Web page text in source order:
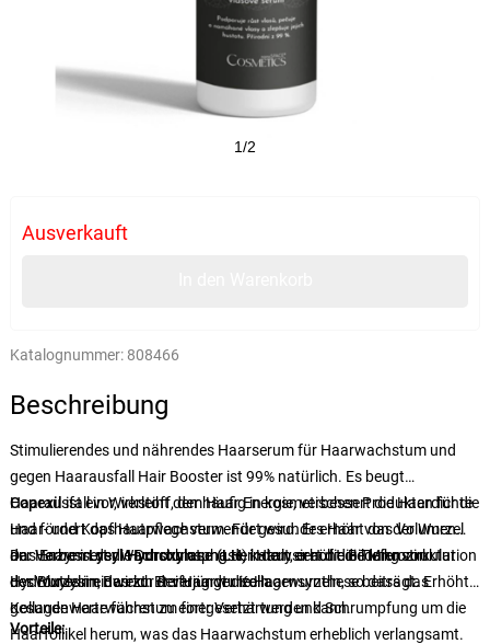
1/2
Ausverkauft
Katalognummer: 808466
Beschreibung
Stimulierendes und nährendes Haarserum für Haarwachstum und
gegen Haarausfall Hair Booster ist 99% natürlich. Es beugt
Haarausfall vor, verleiht dem Haar Energie, verbessert die Haardichte
und fördert das Haarwachstum. Für gesundes Haar von der Wurzel
an. Verbessert die Durchblutung der Haut, erhöht die Mikrozirkulation
des Blutes im Bereich der Haarwurzeln.
Copexilist ein Wirkstoff, der häufig in kosmetischen Produkten für die
Haar- und Kopfhautpflege verwendet wird. Er erhöht das Volumen
der Haare in der Wachstumsphase, indem er auf die Tiefenstruktur
der Wurzeln einwirkt. Er verjüngt die Haarwurzeln, so dass das
gesunde Haarwachstum fortgesetzt werden kann.
Das EnzymLysyl Hydroxylase (LH) katalysiert die Bildung von
Hydroxylysin, das zur Reifung der Kollagensynthese beiträgt. Erhöhte
Kollagenwerte führen zu einer Verhärtung und Schrumpfung um die
Haarfollikel herum, was das Haarwachstum erheblich verlangsamt.
Vorteile: